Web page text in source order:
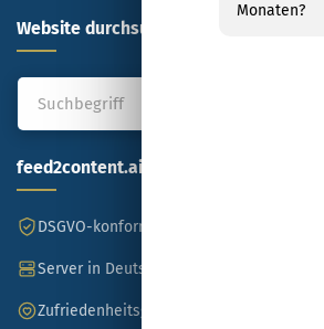
Website durchsuchen
feed2content.ai
DSGVO-konform
Server in Deutschland
Zufriedenheitsgarantie
Monaten?